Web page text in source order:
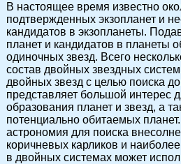
В настоящее время известно
подтвержденных экзопланет и
кандидатов в экзопланеты.
планет и кандидатов в планеты
одиночных звезд. Всего
состав двойных звездных
двойных звезд с целью поиска
представляет большой интерес
образования планет и звезд, а
потенциально обитаемых
астрономия для поиска
коричневых карликов и
в двойных системах может